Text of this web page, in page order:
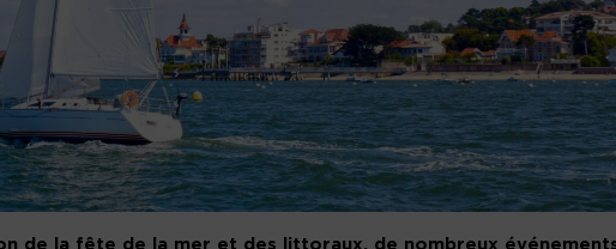
de la fête de la mer et des littoraux, de nombreux